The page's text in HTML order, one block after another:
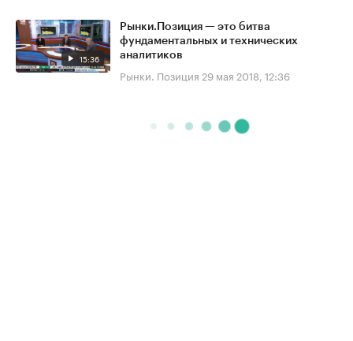
15:36
Рынки.Позиция — это битва
фундаментальных и технических
аналитиков
Рынки. Позиция 29 мая 2018, 12:36